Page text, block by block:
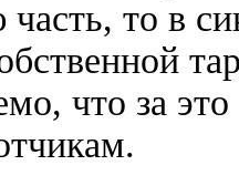
то в
что за